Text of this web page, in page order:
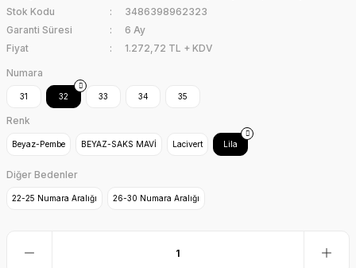
Stok Kodu
3486398962323
Garanti Süresi
6 Ay
Fiyat
1.272,72 TL + KDV
Numara
31 32 33 34 35
Renk
Beyaz-Pembe BEYAZ-SAKS MAVİ Lacivert Lila
Diğer Bedenler
22-25 Numara Aralığı 26-30 Numara Aralığı